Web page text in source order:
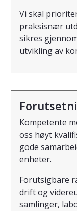
Vi skal
praksisnær
sikres
utvikling av
Kompetente
oss høyt
gode
enheter.
Forutsigbare
drift og
samlinger,